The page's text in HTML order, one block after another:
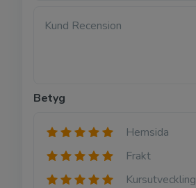
Kund Recension
Betyg
Hemsida
Frakt
Kursutveckling